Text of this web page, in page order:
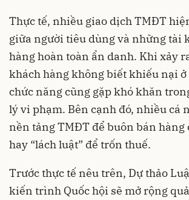
Thực tế, nhiều giao dịch TMĐT
giữa người tiêu dùng và những tài
hàng hoàn toàn ẩn danh. Khi xảy
khách hàng không biết khiếu nại ở
chức năng cũng gặp khó khăn
lý vi phạm. Bên cạnh đó, nhiều cá
nền tảng TMĐT để buôn bán hàng
hay “lách luật” để trốn thuế.
Trước thực tế nêu trên, Dự thảo
kiến trình Quốc hội sẽ mở rộng